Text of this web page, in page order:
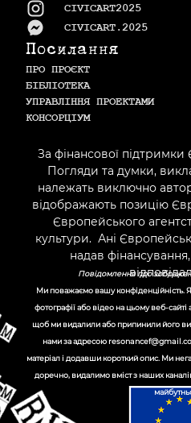
CIVICART2025
CIVICART.2025
Посилання
ПРО ПРОЄКТ
БІБЛІОТЕКА
УПРАВЛІННЯ ПРОЕКТАМИ
КОНСОРЦІУМ
За фінансової
Погляди та думки,
належать виключно
відображають позицію
Європейського
культури. Ані
надав
Повідомлення про
Ми поважаємо вашу конфіденційність.
фотографії або відео на цьому веб-сайті
щоб ми видалили або припинили його
нами за адресою
матеріал і додавши короткий опис. Ми
доречно, видалимо вміст з наших